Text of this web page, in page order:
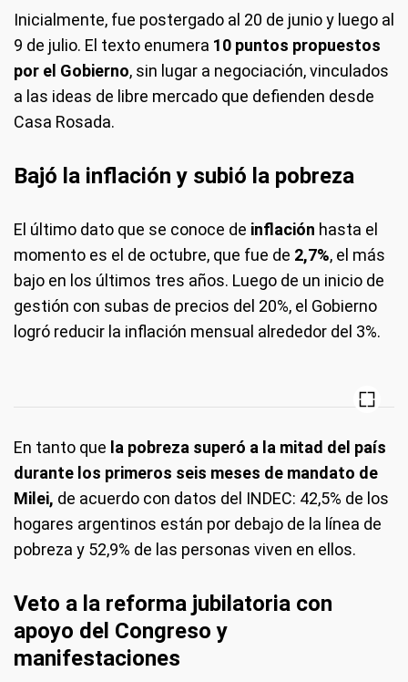
Inicialmente, fue postergado al 20 de junio y luego al
9 de julio. El texto enumera 10 puntos propuestos
por el Gobierno, sin lugar a negociación, vinculados
a las ideas de libre mercado que defienden desde
Casa Rosada.
Bajó la inflación y subió la pobreza
El último dato que se conoce de inflación hasta el
momento es el de octubre, que fue de 2,7%, el más
bajo en los últimos tres años. Luego de un inicio de
gestión con subas de precios del 20%, el Gobierno
logró reducir la inflación mensual alrededor del 3%.
En tanto que la pobreza superó a la mitad del país
durante los primeros seis meses de mandato de
Milei, de acuerdo con datos del INDEC: 42,5% de los
hogares argentinos están por debajo de la línea de
pobreza y 52,9% de las personas viven en ellos.
Veto a la reforma jubilatoria con
apoyo del Congreso y
manifestaciones